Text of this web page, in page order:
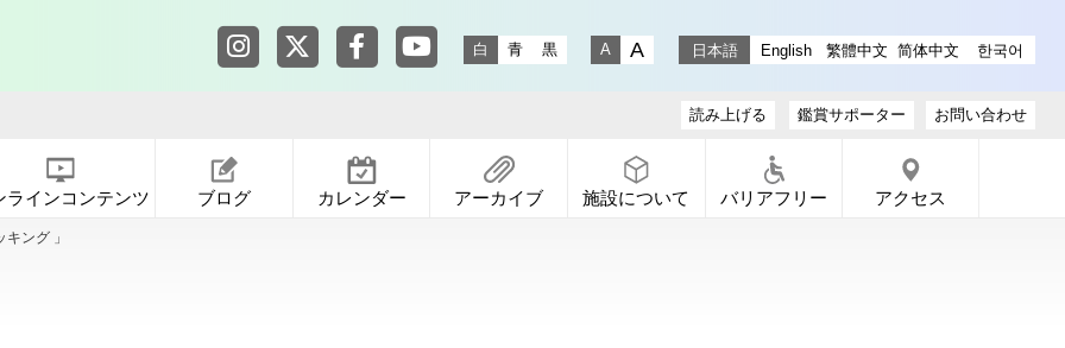
東京都渋谷公園通りギャラリー instagram
東京都渋谷公園通りギャラリー X
東京都渋谷公園通りギャラリー Facebook
東京都渋谷公園通りギャラリー YouTube
白 青
黒
日本語 English 繁體中文 简体中文 한국어
鑑賞サポーター お問い合わせ
ラインコンテンツ ブログ カレンダー アーカイブ 施設について バリアフリー アクセス
読み上げる
ング 」